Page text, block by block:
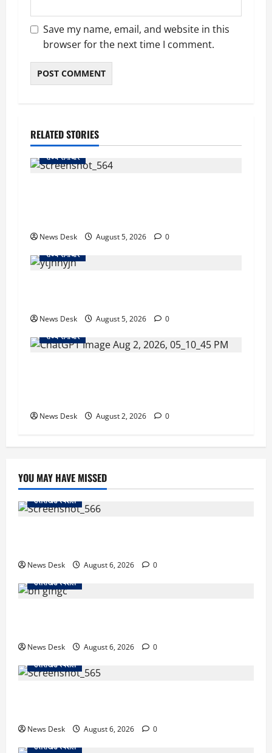
Save my name, email, and website in this
browser for the next time I comment.
RELATED STORIES
राज्य समाचार
News Desk August 5, 2026
0
राज्य समाचार
News Desk August 5, 2026
0
राज्य समाचार
News Desk August 2, 2026 0
YOU MAY HAVE MISSED
उत्तराखंड स्पेशल
News Desk August 6, 2026
0
उत्तराखंड स्पेशल
News Desk August 6, 2026
0
उत्तराखंड स्पेशल
News Desk August 6, 2026
0
उत्तराखंड स्पेशल